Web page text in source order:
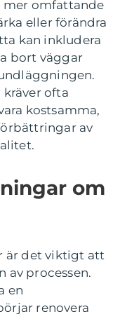
mer omfattande
eller förändra
kan inkludera
bort väggar
kräver ofta
kostsamma,
av
om
är det viktigt att
av processen.
en
renovera